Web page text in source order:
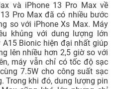
và iPhone 13 Pro Max về
Pro Max đã có nhiều bước
so với iPhone Xs Max. Máy
khủng với dung lượng lớn
Bionic hiện đại nhất giúp
lên nhiều hơn 2,5 giờ so với
máy vẫn chỉ có tốc độ sạc
7.5W cho công suất sạc
Trong khi đó, dung lượng pin